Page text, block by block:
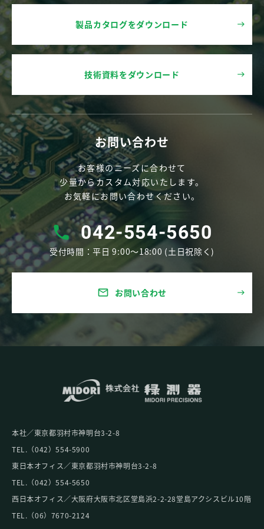
製品カタログをダウンロード
技術資料をダウンロード
お問い合わせ
お客様のニーズに合わせて
少量からカスタム対応いたします。
お気軽にお問い合わせください。
042-554-5650
受付時間：平⽇ 9:00〜18:00 (⼟⽇祝除く)
mail お問い合わせ
本社／東京都⽻村市神明台3-2-8
TEL.（042）554-5900
東日本オフィス／東京都⽻村市神明台3-2-8
TEL.（042）554-5650
西日本オフィス／大阪府大阪市北区堂島浜2-2-28堂島アクシスビル10階
TEL.（06）7670-2124